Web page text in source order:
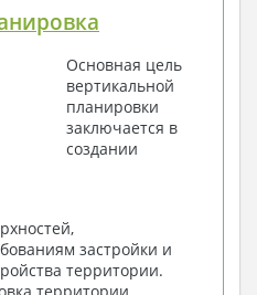
планы с
внешних отделок
– спецификация
– сечения и
в конструкциях
Основная цель
вертикальной
планировки
заключается в
создании
застройки и
территории.